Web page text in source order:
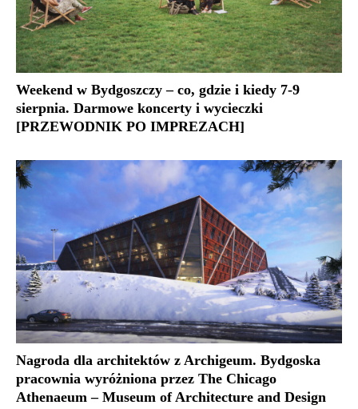
Weekend w Bydgoszczy – co, gdzie i kiedy 7-9
sierpnia. Darmowe koncerty i wycieczki
[PRZEWODNIK PO IMPREZACH]
Nagroda dla architektów z Archigeum. Bydgoska
pracownia wyróżniona przez The Chicago
Athenaeum – Museum of Architecture and Design